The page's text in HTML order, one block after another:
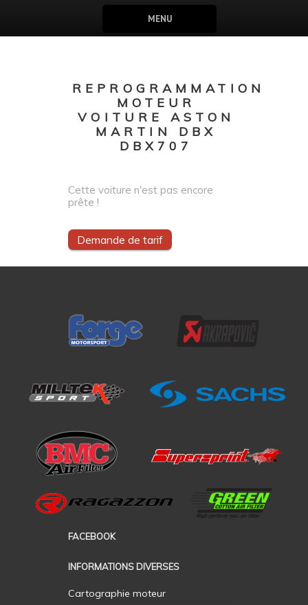
MENU
REPROGRAMMATION
MOTEUR
VOITURE ASTON
MARTIN DBX
DBX707
Cette voiture n'est pas encore
prête !
Demande de tarif
FACEBOOK
INFORMATIONS DIVERSES
Cartographie moteur